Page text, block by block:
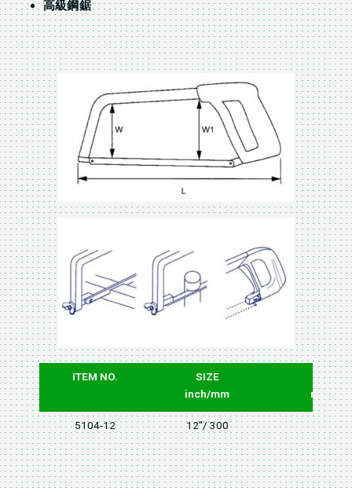
高級鋼鋸
ITEM NO.
SIZE
inch/mm
W
mm
5104-12 12"/ 300 90